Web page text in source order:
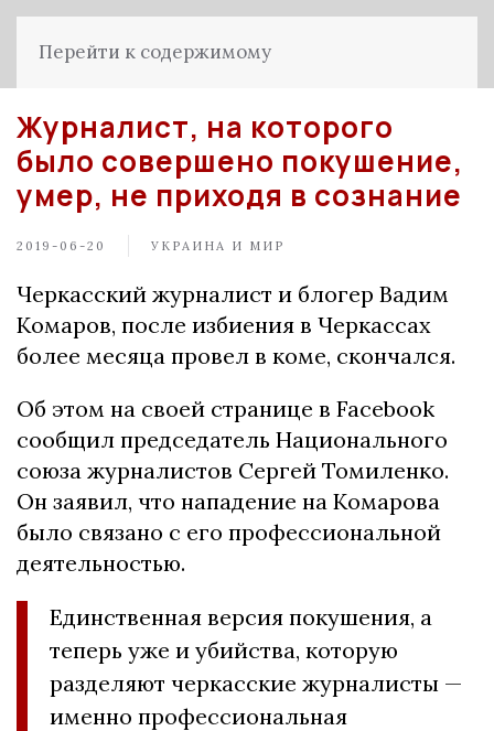
Перейти к содержимому
Журналист, на которого
было совершено покушение,
умер, не приходя в сознание
2019-06-20 УКРАИНА И МИР
Черкасский журналист и блогер Вадим
Комаров, после избиения в Черкассах
более месяца провел в коме, скончался.
Об этом на своей странице в Facebook
сообщил председатель Национального
союза журналистов Сергей Томиленко.
Он заявил, что нападение на Комарова
было связано с его профессиональной
деятельностью.
Единственная версия покушения, а
теперь уже и убийства, которую
разделяют черкасские журналисты —
именно профессиональная